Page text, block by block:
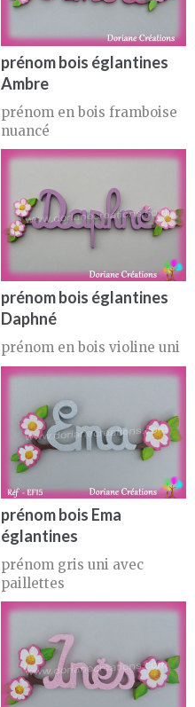
prénom bois églantines
Ambre
prénom en bois framboise
nuancé
prénom bois églantines
Daphné
prénom en bois violine uni
prénom bois Ema
églantines
prénom gris uni avec
paillettes